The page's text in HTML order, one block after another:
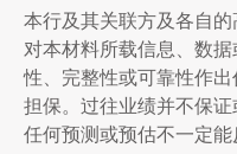
本行及其关联方及各自
对本材料所载信息、数
性、完整性或可靠性作
担保。过往业绩并不保
任何预测或预估不一定能